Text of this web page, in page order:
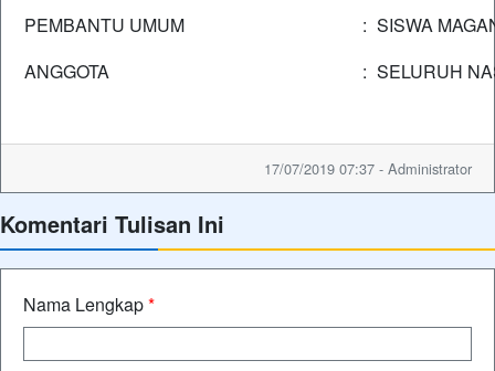
PEMBANTU UMUM
: SISWA
ANGGOTA
: SELURUH
17/07/2019 07:37 - Administrator
Komentari Tulisan Ini
Nama Lengkap*